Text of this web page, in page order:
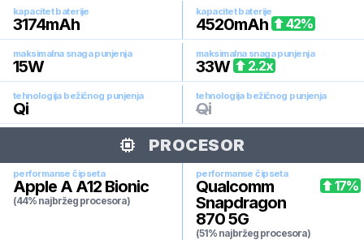
kapacitet baterije
3174mAh
kapacitet baterije
4520mAh 42%
maksimalna snaga punjenja
15W
maksimalna snaga punjenja
33W 2.2x
tehnologija bežičnog punjenja
Qi
tehnologija bežičnog punjenja
Qi
PROCESOR
performanse čipseta
Apple A A12 Bionic
(44% najbržeg procesora)
performanse čipseta
Qualcomm
Snapdragon
870 5G
(51% najbržeg procesora)
17%